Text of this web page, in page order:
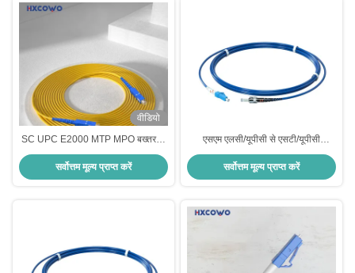
वीडियो
SC UPC E2000 MTP MPO बख्तरबंद
फाइबर ऑप्टिक पैच कॉर्ड तरंग दैर्ध्य
850nm/1310nm/1550nm के लिए
सर्वोत्तम मूल्य प्राप्त करें
एसएम एलसी/यूपीसी से एसटी/यूपीसी
सिम्प्लेक्स बख्तरबंद फाइबर ऑप्टिक पैच कॉर्ड
आसान और त्वरित स्थापना
सर्वोत्तम मूल्य प्राप्त करें